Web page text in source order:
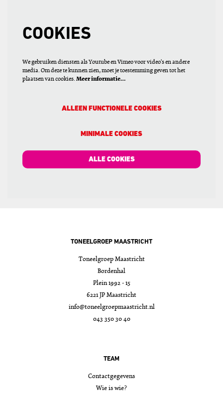
COOKIES
We gebruiken diensten als Youtube en Vimeo voor video's en andere
media. Om deze te kunnen zien, moet je toestemming geven tot het
plaatsen van cookies. Meer informatie…
ALLEEN FUNCTIONELE COOKIES
MINIMALE COOKIES
ALLE COOKIES
TONEELGROEP MAASTRICHT
Toneelgroep Maastricht
Bordenhal
Plein 1992 - 15
6221 JP Maastricht
info@toneelgroepmaastricht.nl
043 350 30 40
TEAM
Contactgegevens
Wie is wie?